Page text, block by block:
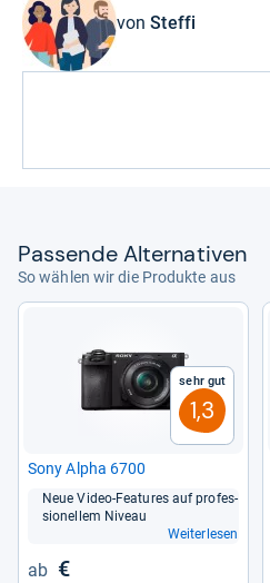
vonSteffi
Pas­sende Alter­na­ti­ven
So wählen wir die Produkte aus
Sehr gut
1,3
Sony Alpha 6700
Neue Video-​Fea­tu­res auf pro­fes­
sio­nel­lem Niveau
Weiterlesen
€